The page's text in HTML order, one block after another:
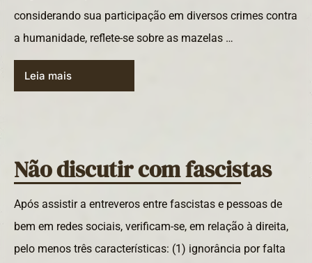
considerando sua participação em diversos crimes contra
a humanidade, reflete-se sobre as mazelas …
Leia mais
Não discutir com fascistas
Após assistir a entreveros entre fascistas e pessoas de
bem em redes sociais, verificam-se, em relação à direita,
pelo menos três características: (1) ignorância por falta